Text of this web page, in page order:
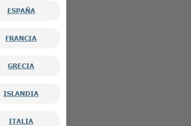
ESPAÑA
FRANCIA
GRECIA
ISLANDIA
ITALIA